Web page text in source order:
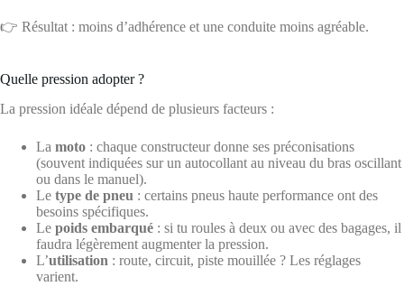
👉 Résultat : moins d’adhérence et une conduite moins agréable.
Quelle pression adopter ?
La pression idéale dépend de plusieurs facteurs :
La moto : chaque constructeur donne ses préconisations
(souvent indiquées sur un autocollant au niveau du bras oscillant
ou dans le manuel).
Le type de pneu : certains pneus haute performance ont des
besoins spécifiques.
Le poids embarqué : si tu roules à deux ou avec des bagages, il
faudra légèrement augmenter la pression.
L’utilisation : route, circuit, piste mouillée ? Les réglages
varient.